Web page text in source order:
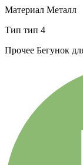
Материал Металл
Тип тип 4
Прочее Бегунок